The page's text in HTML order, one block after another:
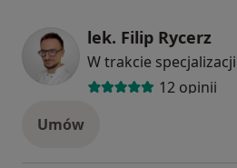
lek. Filip Rycerz
W trakcie
12 opinii
Umów